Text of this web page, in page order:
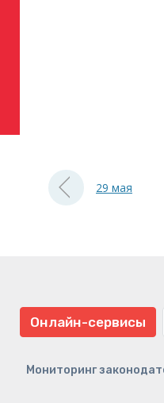
29 мая
Онлайн-сервисы
Мониторинг